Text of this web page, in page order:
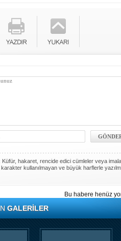
Küfür, hakaret, rencide edici cümleler veya
kullanılmayan ve büyük harflerle
Bu habere henüz
GALERİLER